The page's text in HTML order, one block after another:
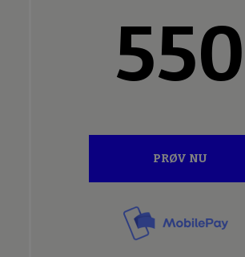
550
PRØV NU